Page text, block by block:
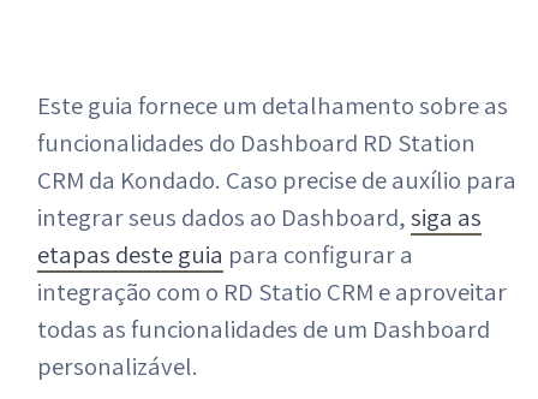
Este guia fornece um detalhamento sobre as
funcionalidades do Dashboard RD Station
CRM da Kondado. Caso precise de auxílio para
integrar seus dados ao Dashboard,siga as
etapas deste guia para configurar a
integração com o RD Statio CRM e aproveitar
todas as funcionalidades de um Dashboard
personalizável.